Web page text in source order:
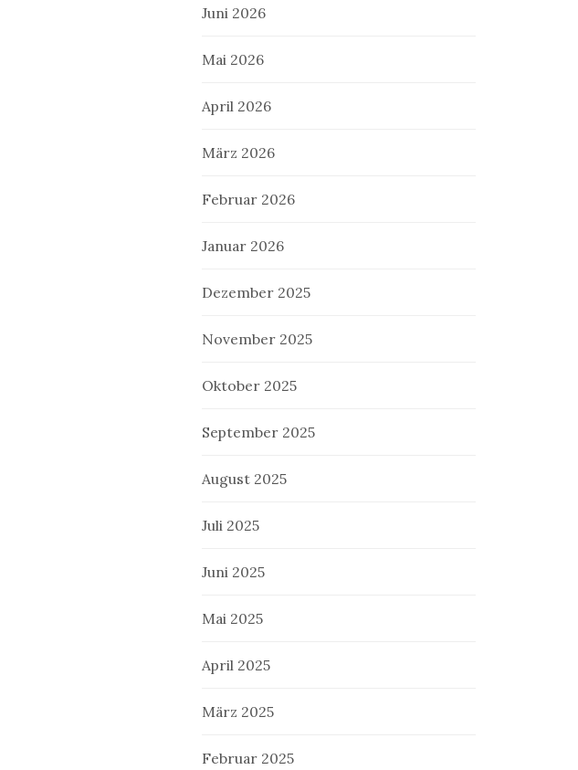
Juni 2026
Mai 2026
April 2026
März 2026
Februar 2026
Januar 2026
Dezember 2025
November 2025
Oktober 2025
September 2025
August 2025
Juli 2025
Juni 2025
Mai 2025
April 2025
März 2025
Februar 2025